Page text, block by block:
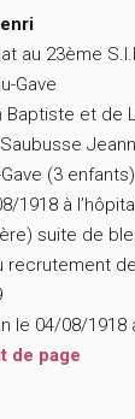
au 23ème
Gave
Baptiste et de
(3 enfants)
1918 à
suite de
recrutement
le 04/08/1918
de page